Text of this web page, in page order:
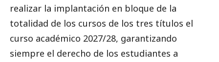
realizar la implantación en bloque de la
totalidad de los cursos de los tres títulos el
curso académico 2027/28, garantizando
siempre el derecho de los estudiantes a